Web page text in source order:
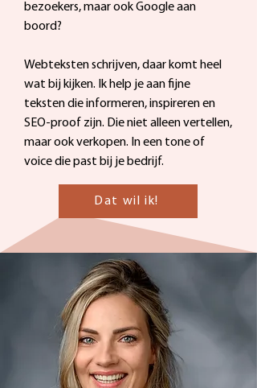
bezoekers, maar ook Google aan
boord?
Webteksten schrijven, daar komt heel
wat bij kijken. Ik help je aan fijne
teksten die informeren, inspireren en
SEO-proof zijn. Die niet alleen vertellen,
maar ook verkopen. In een tone of
voice die past bij je bedrijf.
Dat wil ik!